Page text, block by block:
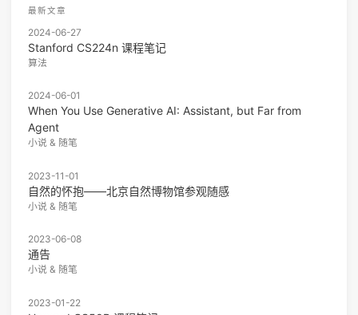
最新文章
2024-06-27
Stanford CS224n 课程笔记
算法
2024-06-01
When You Use Generative AI: Assistant, but Far from
Agent
小说 & 随笔
2023-11-01
自然的怀抱——北京自然博物馆参观随感
小说 & 随笔
2023-06-08
通告
小说 & 随笔
2023-01-22